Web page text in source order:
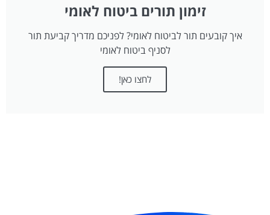
זימון תורים ביטוח לאומי
איך קובעים תור לביטוח לאומי? לפניכם מדריך קביעת תור
לסניף ביטוח לאומי
לחצו כאן!